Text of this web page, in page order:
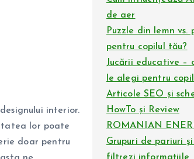
interior.
lor poate
doar pentru
de aer
Puzzle din lemn
pentru copilul tău?
Jucării educative –
le alegi pentru
Articole SEO și
HowTo și Review
ROMANIAN
Grupuri de pariuri